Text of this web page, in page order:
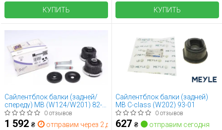
КУПИТЬ КУПИТЬ
Сайлентблок балки (задней/
спереду) MB (W124/W201) 82-
93 (к-кт 2шт.) IMPERGOM 35732
0 отзывов
1 592 ₴ отправим через 2 дн.
Сайлентблок балки (задней)
MB C-class (W202) 93-01
0 отзывов
627 ₴ отправим сегодня